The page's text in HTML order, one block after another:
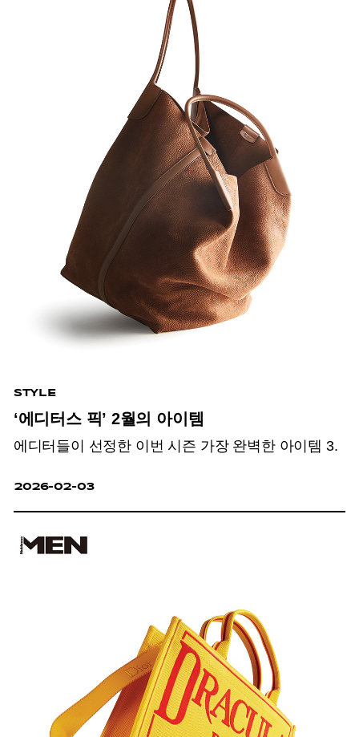
STYLE
‘에디터스 픽’ 2월의 아이템
에디터들이 선정한 이번 시즌 가장 완벽한 아이템 3.
2026-02-03